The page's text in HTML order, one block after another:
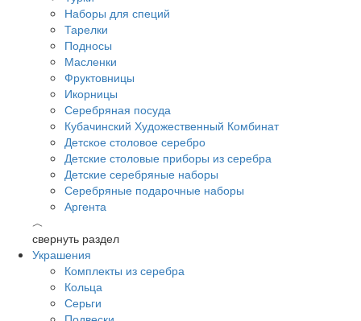
Наборы для специй
Тарелки
Подносы
Масленки
Фруктовницы
Икорницы
Серебряная посуда
Кубачинский Художественный Комбинат
Детское столовое серебро
Детские столовые приборы из серебра
Детские серебряные наборы
Серебряные подарочные наборы
Аргента
︿
свернуть раздел
Украшения
Комплекты из серебра
Кольца
Серьги